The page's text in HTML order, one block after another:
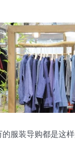
的服装导购都是这